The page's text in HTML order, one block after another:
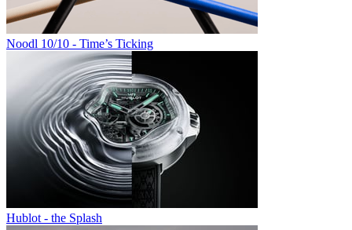
Noodl 10/10 - Time’s Ticking
Hublot - the Splash